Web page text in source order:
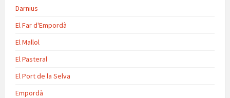
Darnius
El Far d'Empordà
El Mallol
El Pasteral
El Port de la Selva
Empordà